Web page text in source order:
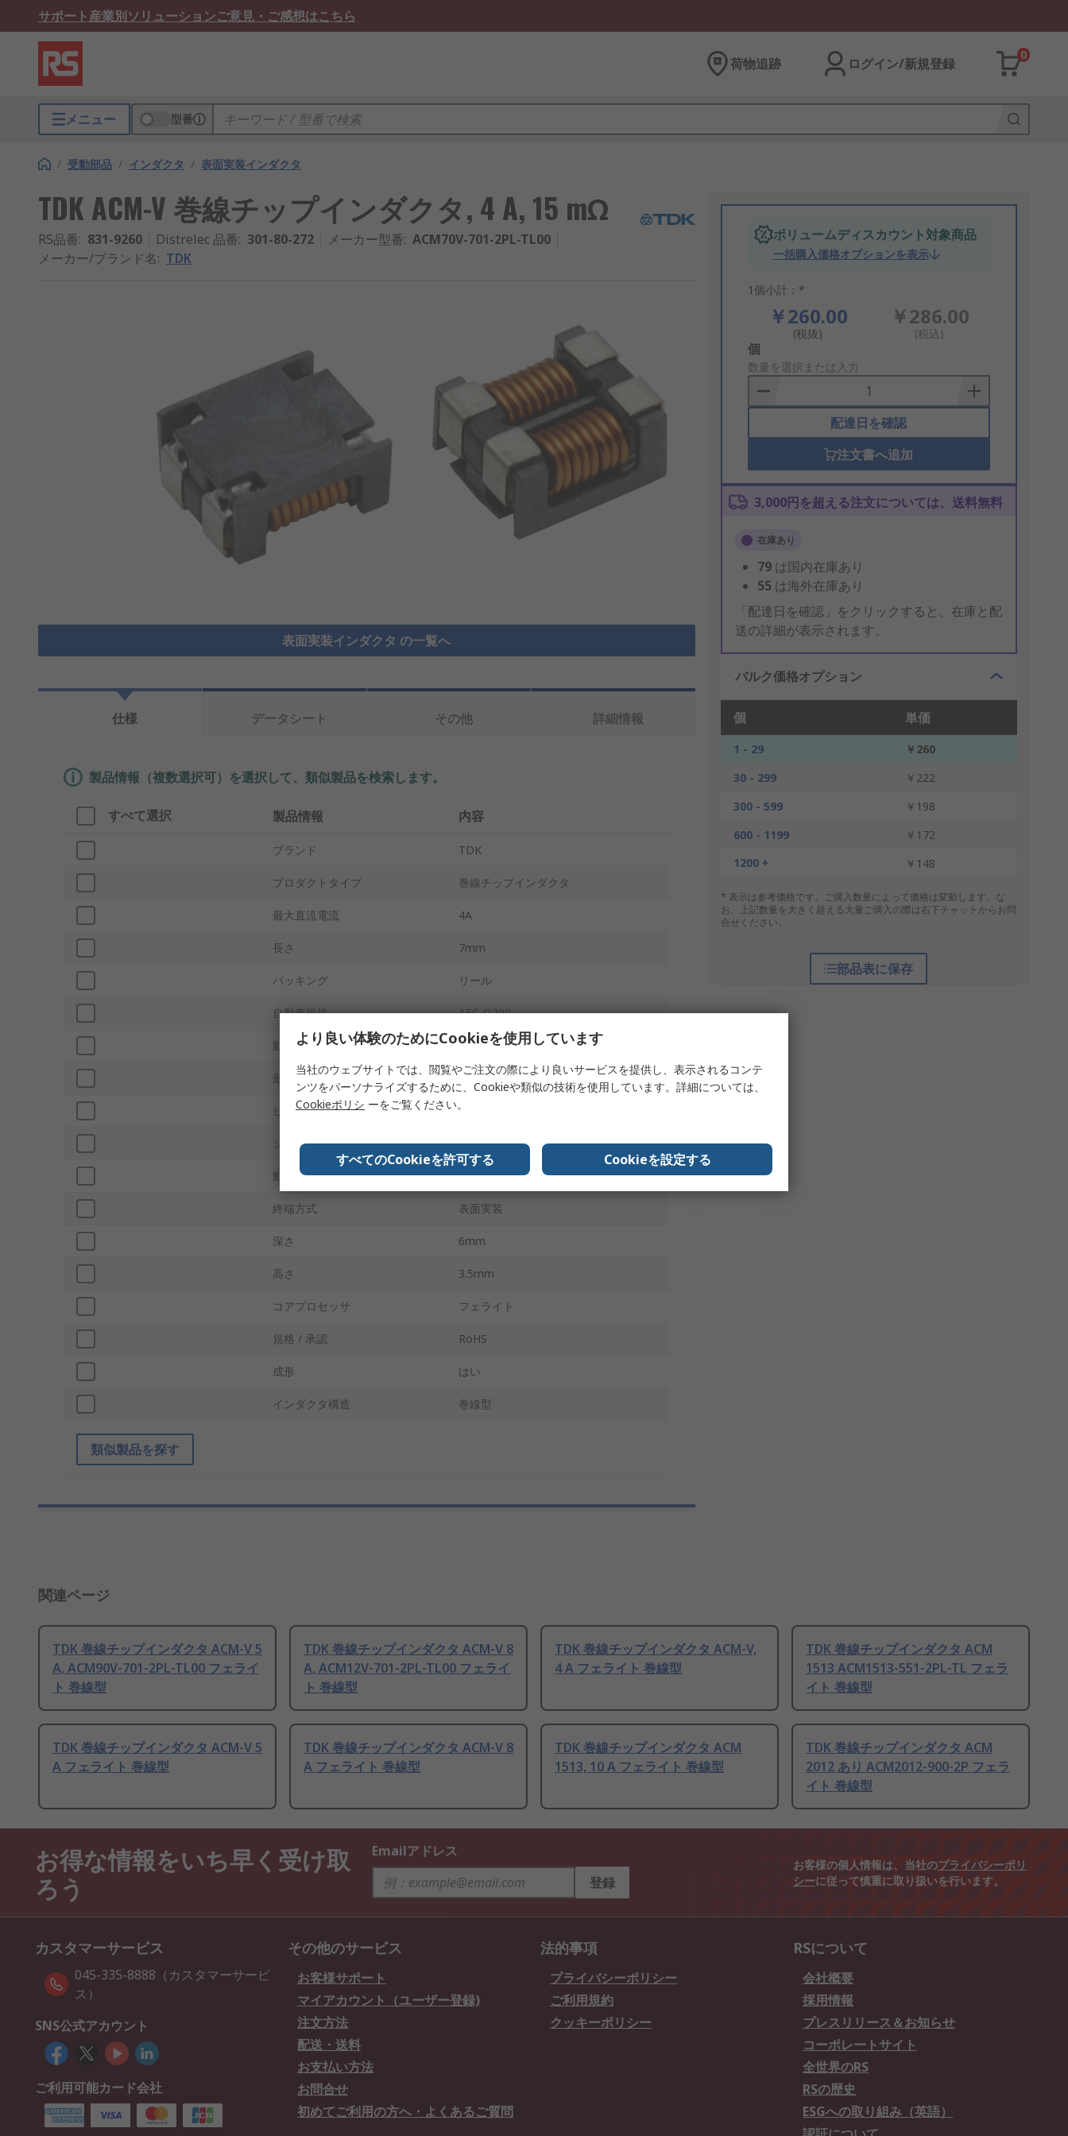
サポート産業別ソリューションご意見・ご感想はこちら
荷物追跡 ログイン/新規登録
0
メニュー 型番
/ 受動部品 / インダクタ / 表面実装インダクタ
TDK ACM-V 巻線チップインダクタ, 4 A, 15 mΩ
RS品番: 831-9260 Distrelec 品番: 301-80-272 メーカー型番: ACM70V-701-2PL-TL00
メーカー/ブランド名: TDK
表面実装インダクタ の一覧へ
ボリュームディスカウント対象商品
一括購入価格オプションを表示
1個小計：*
￥260.00
(税抜)
￥286.00
(税込)
Add
to
Basket
個
数量を選択または入力
配達日を確認
注文書へ追加
3,000円を超える注文については、送料無料
在庫あり
79 は国内在庫あり
55 は海外在庫あり
「配達日を確認」をクリックすると、在庫と配
送の詳細が表示されます。
バルク価格オプション
個 単価
1 - 29
￥260
30 - 299
￥222
300 - 599
￥198
600 - 1199
￥172
1200 +
￥148
* 表示は参考価格です。ご購入数量によって価格は変動します。な
お、上記数量を大きく超える大量ご購入の際は右下チャットからお問
合せください。
部品表に保存
仕様 データシート その他 詳細情報
製品情報（複数選択可）を選択して、類似製品を検索します。
すべて選択 製品情報 内容
ブランド TDK
プロダクトタイプ 巻線チップインダクタ
最大直流電流 4A
長さ 7mm
パッキング リール
自動車規格 AEC-Q200
動作温度 Min -40°C
最大直流抵抗 15mΩ
ピン数 4
シリーズ ACM-V
動作温度 Max 125°C
終端方式 表面実装
深さ 6mm
高さ 3.5mm
コアプロセッサ フェライト
規格 / 承認 RoHS
成形 はい
インダクタ構造 巻線型
類似製品を探す
関連ページ
TDK 巻線チップインダクタ ACM-V 5
A, ACM90V-701-2PL-TL00 フェライ
ト 巻線型
TDK 巻線チップインダクタ ACM-V 8
A, ACM12V-701-2PL-TL00 フェライ
ト 巻線型
TDK 巻線チップインダクタ ACM-V,
4 A フェライト 巻線型
TDK 巻線チップインダクタ ACM
1513 ACM1513-551-2PL-TL フェラ
イト 巻線型
TDK 巻線チップインダクタ ACM-V 5
A フェライト 巻線型
TDK 巻線チップインダクタ ACM-V 8
A フェライト 巻線型
TDK 巻線チップインダクタ ACM
1513, 10 A フェライト 巻線型
TDK 巻線チップインダクタ ACM
2012 あり ACM2012-900-2P フェラ
イト 巻線型
お得な情報をいち早く受け取
ろう
Emailアドレス
登録
お客様の個人情報は、当社のプライバシーポリ
シーに従って慎重に取り扱いを行います。
カスタマーサービス
045-335-8888（カスタマーサービ
ス）
SNS公式アカウント
ご利用可能カード会社
その他のサービス
お客様サポート
マイアカウント（ユーザー登録)
注文方法
配送・送料
お支払い方法
お問合せ
初めてご利用の方へ・よくあるご質問
法的事項
プライバシーポリシー
ご利用規約
クッキーポリシー
RSについて
会社概要
採用情報
プレスリリース＆お知らせ
コーポレートサイト
全世界のRS
RSの歴史
ESGへの取り組み（英語）
より良い体験のためにCookieを使用しています
当社のウェブサイトでは、閲覧やご注文の際により良いサービスを提供し、表示されるコンテ
ンツをパーソナライズするために、Cookieや類似の技術を使用しています。詳細については、
Cookieポリシ ーをご覧ください。
すべてのCookieを許可する Cookieを設定する